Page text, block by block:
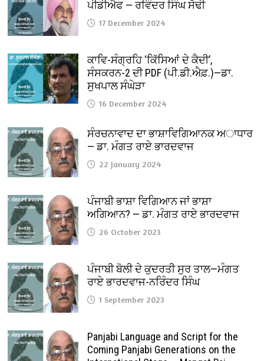
ਪੀਡੀਐਫ — ਰਵਿੰਦਰ ਸਿੰਘ ਸੋਢੀ
17 December 2024
ਕਾਵਿ-ਸੰਗ੍ਰਹਿ ‘ਕਿੱਸਿਆਂ ਦੇ ਕੈਦੀ’,
ਸੰਸਕਰਨ-2 ਦੀ PDF (ਪੀ.ਡੀ.ਐਫ਼.)—ਡਾ.
ਸੁਖਪਾਲ ਸੰਘੇੜਾ
16 December 2024
ਸੰਰਚਨਾਵਾਦ ਦਾ ਭਾਸ਼ਾਵਿਗਿਆਨਕ ਅਾਧਾਰ
— ਡਾ. ਮੰਗਤ ਰਾਏ ਭਾਰਦਵਾਜ
22 January 2024
ਪੰਜਾਬੀ ਭਾਸ਼ਾ ਵਿਗਿਆਨ ਜਾਂ ਭਾਸ਼ਾ
ਅਗਿਆਨ? — ਡਾ. ਮੰਗਤ ਰਾਏ ਭਾਰਦਵਾਜ
26 October 2023
ਪੰਜਾਬੀ ਬੋਲੀ ਦੇ ਕੁਦਰਤੀ ਸੁਰ ਤਾਲ—ਮੰਗਤ
ਰਾਏ ਭਾਰਦਵਾਜ-ਨਰਿੰਦਰ ਸਿੰਘ
1 September 2023
Panjabi Language and Script for the
Coming Panjabi Generations on the